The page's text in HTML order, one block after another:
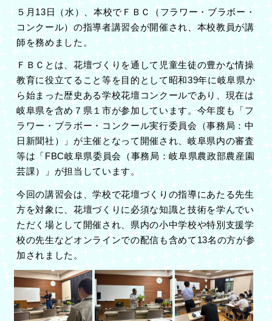
５月13日（水）、本校でＦＢＣ（フラワー・ブラボー・
コンクール）の指導者講習会が開催され、本校教員が講
師を務めました。
ＦＢＣとは、花壇づくりを通して児童生徒の豊かな情操
教育に役立てること等を目的として昭和39年に岐阜県か
ら始まった歴史ある学校花壇コンクールであり、現在は
岐阜県を含め７県１市が参加しています。今年度も「フ
ラワー・ブラボー・コンクール実行委員会（事務局：中
日新聞社）」が主催となって開催され、岐阜県内の審査
等は「 FBC岐阜県委員会（事務局：岐阜県農政部農産園
芸課）」が担当しています。
今回の講習会は、学校で花壇づくりの指導にあたる先生
方を対象に、花壇づくりに必須な知識と技術を学んでい
ただく場として開催され、県内の小中学校や特別支援学
校の先生などオンラインでの配信も含めて13名の方が参
加されました。